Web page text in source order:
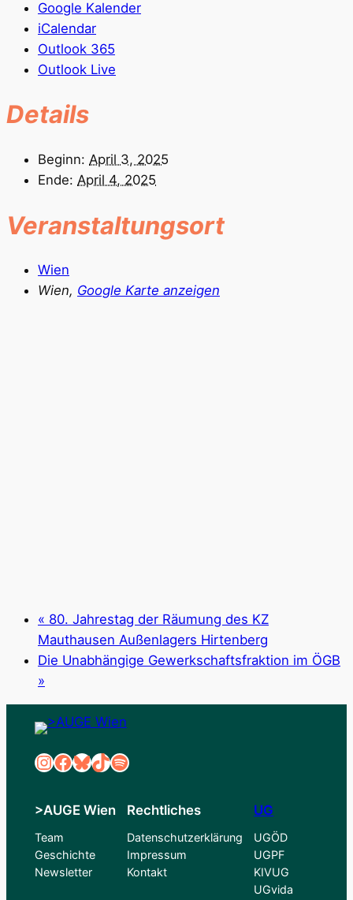
Google Kalender
iCalendar
Outlook 365
Outlook Live
Details
Beginn: April 3, 2025
Ende: April 4, 2025
Veranstaltungsort
Wien
Wien, Google Karte anzeigen
« 80. Jahrestag der Räumung des KZ
Mauthausen Außenlagers Hirtenberg
Die Unabhängige Gewerkschaftsfraktion im ÖGB
»
InstagramFacebook Bluesky TikTok Spotify
>AUGE Wien
Team
Geschichte
Newsletter
Rechtliches
Datenschutzerklärung
Impressum
Kontakt
UG
UGÖD
UGPF
KIVUG
UGvida